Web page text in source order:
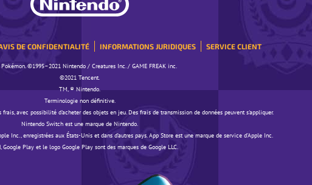
DE CONFIDENTIALITÉ INFORMATIONS JURIDIQUES SERVICE CLIENT
©️️️1995–2021 Nintendo / Creatures Inc. / GAME FREAK inc.
©️️️2021 Tencent.
TM, ® Nintendo.
Terminologie non définitive.
avec possibilité d'acheter des objets en jeu. Des frais de transmission de données peuvent s'appliquer.
Nintendo Switch est une marque de Nintendo.
Inc., enregistrées aux États-Unis et dans d’autres pays. App Store est une marque de service d’Apple Inc.
Google Play et le logo Google Play sont des marques de Google LLC.